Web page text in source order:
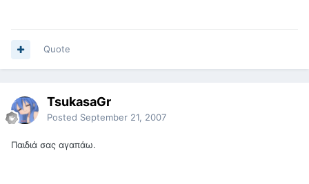
Quote
TsukasaGr
Posted September 21, 2007
Παιδιά σας αγαπάω.